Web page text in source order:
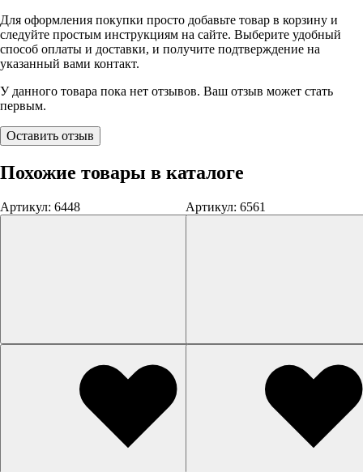
Для оформления покупки просто добавьте товар в корзину и
следуйте простым инструкциям на сайте. Выберите удобный
способ оплаты и доставки, и получите подтверждение на
указанный вами контакт.
У данного товара пока нет отзывов. Ваш отзыв может стать
первым.
Оставить отзыв
Похожие товары в каталоге
Артикул: 6448 Артикул: 6561